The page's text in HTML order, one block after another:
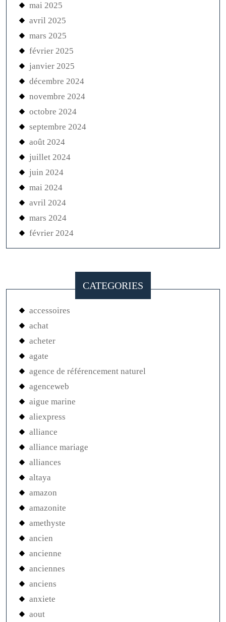
mai 2025
avril 2025
mars 2025
février 2025
janvier 2025
décembre 2024
novembre 2024
octobre 2024
septembre 2024
août 2024
juillet 2024
juin 2024
mai 2024
avril 2024
mars 2024
février 2024
CATEGORIES
accessoires
achat
acheter
agate
agence de référencement naturel
agenceweb
aigue marine
aliexpress
alliance
alliance mariage
alliances
altaya
amazon
amazonite
amethyste
ancien
ancienne
anciennes
anciens
anxiete
aout